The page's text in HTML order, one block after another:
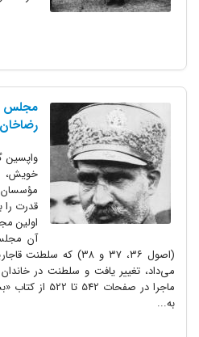
مجلس
رضاخان
واپسین
خویش،
مؤسسان
اولین
(اصول ۳۶، ۳۷ و ۳۸) که سلطنت
می‌داد، تغییر یافت و سلطنت در خاندان
ماجرا در صفحات 542
به...